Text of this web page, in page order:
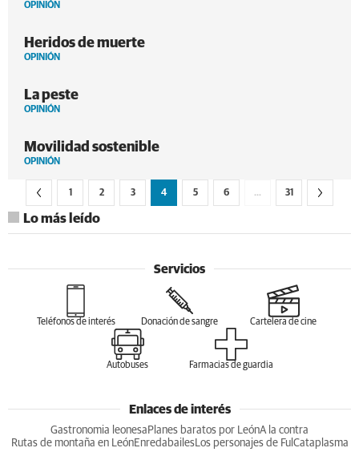
OPINIÓN
Heridos de muerte
OPINIÓN
La peste
OPINIÓN
Movilidad sostenible
OPINIÓN
1 2 3 4 5 6 … 31
Lo más leído
Servicios
Teléfonos de interés Donación de sangre Cartelera de cine
Autobuses Farmacias de guardia
Enlaces de interés
Gastronomia leonesa Planes baratos por LeónA la contra
Rutas de montaña en LeónEnredabailesLos personajes de Ful Cataplasma